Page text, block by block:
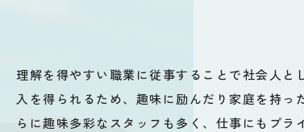
理解を得やすい職業に従事することで社会人
入を得られるため、趣味に励んだり家庭を持
らに趣味多彩なスタッフも多く、仕事にもプ